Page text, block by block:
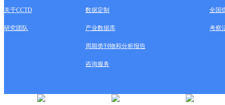
关于CCTD 数据定制 全国
研究团队 产业数据库 考察
周期类刊物和分析报告
咨询服务